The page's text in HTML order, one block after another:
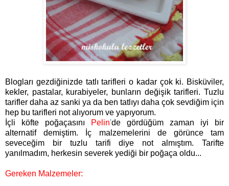
Blogları gezdiğinizde tatlı tarifleri o kadar çok ki. Bisküviler,
kekler, pastalar, kurabiyeler, bunların değişik tarifleri. Tuzlu
tarifler daha az sanki ya da ben tatlıyı daha çok sevdiğim için
hep bu tarifleri not alıyorum ve yapıyorum.
İçli köfte poğaçasını
Pelin'de gördüğüm zaman iyi bir
alternatif demiştim. İç malzemelerini de görünce tam
seveceğim bir tuzlu tarifi diye not almıştım. Tarifte
yanılmadım, herkesin severek yediği bir poğaça oldu...
Gereken Malzemeler: